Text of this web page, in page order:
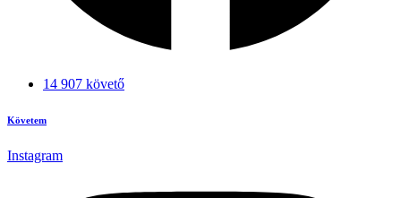
14 907 követő
Követem
Instagram